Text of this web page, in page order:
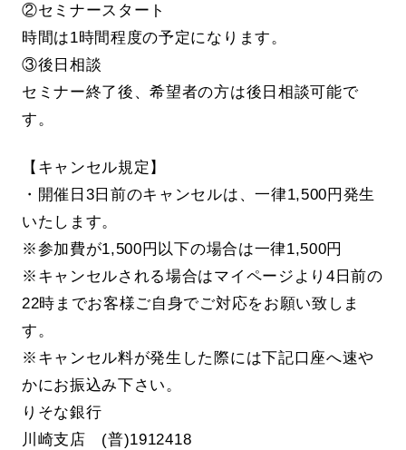
②セミナースタート
時間は1時間程度の予定になります。
③後日相談
セミナー終了後、希望者の方は後日相談可能で
す。
【キャンセル規定】
・開催日3日前のキャンセルは、一律1,500円発生
いたします。
※参加費が1,500円以下の場合は一律1,500円
※キャンセルされる場合はマイページより4日前の
22時までお客様ご自身でご対応をお願い致しま
す。
※キャンセル料が発生した際には下記口座へ速や
かにお振込み下さい。
りそな銀行
川崎支店 (普)1912418